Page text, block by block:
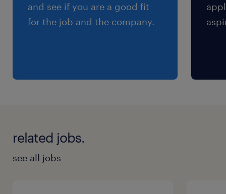
and see if you are a good fit
for the job and the company.
related jobs.
see all jobs